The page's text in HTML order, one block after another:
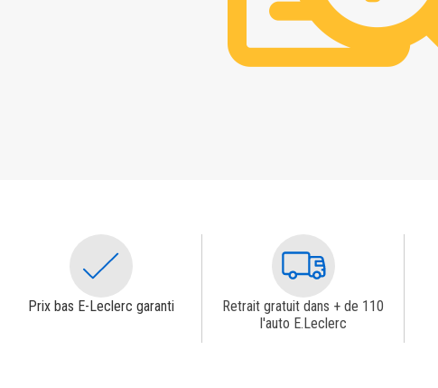
Prix bas E-Leclerc garanti
Retrait gratuit dans + de 110
l'auto E.Leclerc